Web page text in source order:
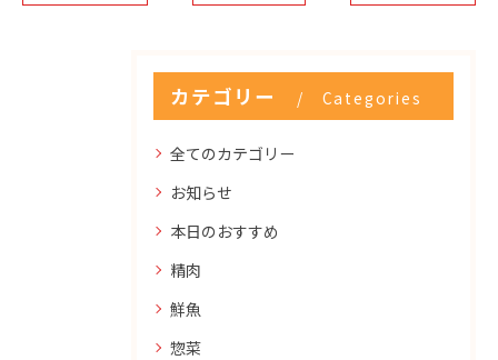
カテゴリー Categories
全てのカテゴリー
お知らせ
本日のおすすめ
精肉
鮮魚
惣菜